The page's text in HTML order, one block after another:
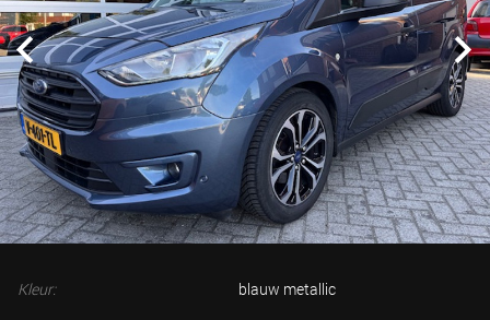
Kleur: blauw metallic